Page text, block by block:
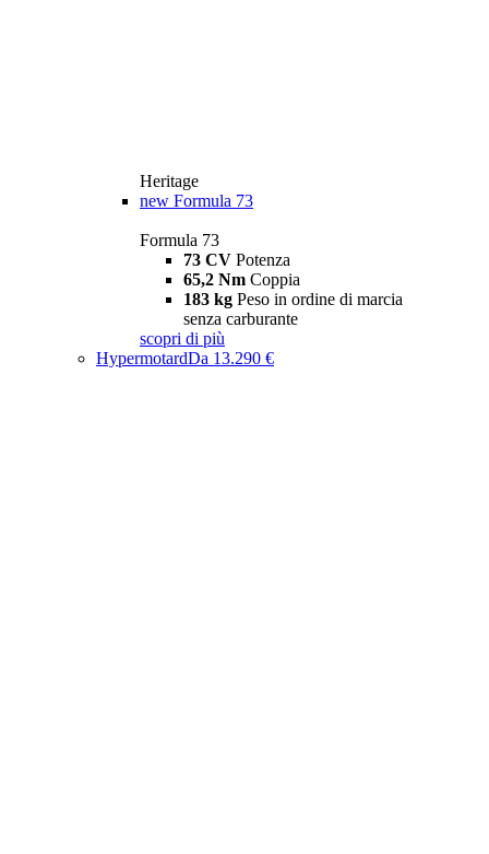
Heritage
new Formula 73
Formula 73
73 CV Potenza
65,2 Nm Coppia
183 kg Peso in ordine di marcia
senza carburante
scopri di più
HypermotardDa 13.290 €